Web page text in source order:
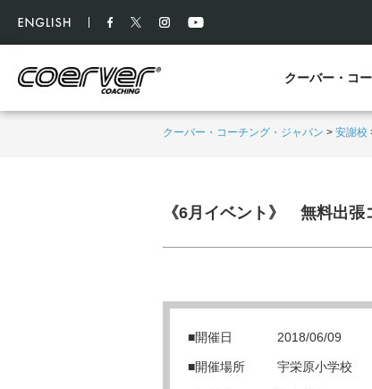
クーバー・コ
クーバー・コーチング・ジャパン > 安謝校
《6月イベント》 無料出
■開催日 2018/06/09
■開催場所 宇栄原小学校